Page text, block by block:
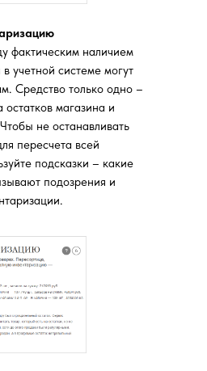
фактическим наличием
учетной системе могут
Средство только одно –
остатков магазина и
не останавливать
пересчета всей
подсказки – какие
подозрения и